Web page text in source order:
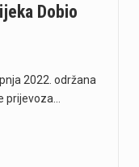
Dobio
2022. održana